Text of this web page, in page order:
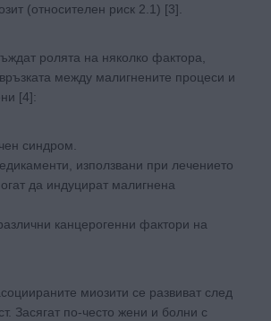
(относителен риск 2.1) [3].
ролята на няколко фактора,
между малигнените процеси и
[4]:
синдром.
използвани при лечението
да индуцират малигнена
канцерогенни фактори на
миозити се развиват след
Засягат по-често жени и болни с